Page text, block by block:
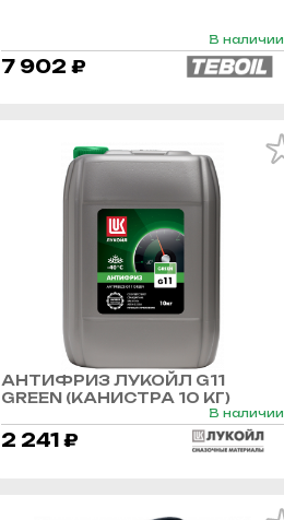
В наличии
7 902 ₽
АНТИФРИЗ ЛУКОЙЛ G11
GREEN (КАНИСТРА 10 КГ)
В наличии
2 241 ₽